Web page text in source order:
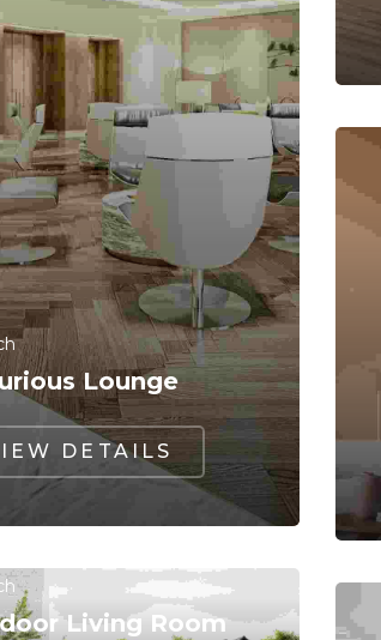
Lounge
DETAILS
Living Room